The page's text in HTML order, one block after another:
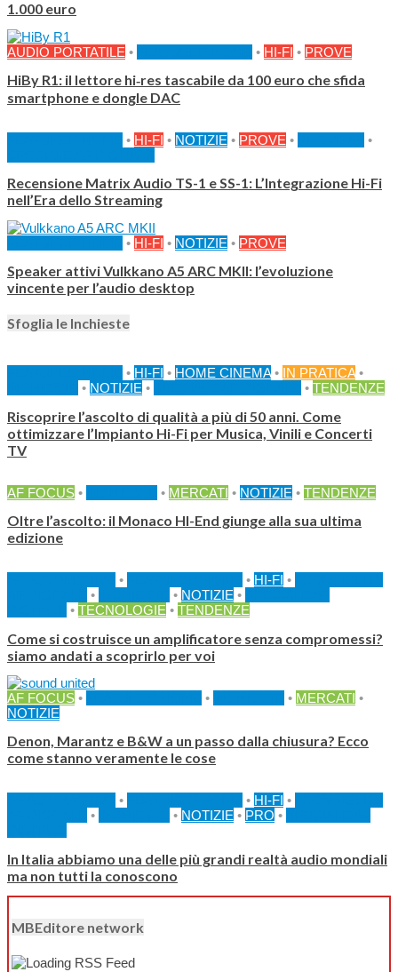
1.000 euro
AUDIO PORTATILE • • HI-FI • PROVE
HiBy R1: il lettore hi‑res tascabile da 100 euro che sfida
smartphone e dongle DAC
• HI-FI • NOTIZIE • PROVE •
•
Recensione Matrix Audio TS-1 e SS-1: L’Integrazione Hi-Fi
nell’Era dello Streaming
• HI-FI • NOTIZIE • PROVE
Speaker attivi Vulkkano A5 ARC MKII: l’evoluzione
vincente per l’audio desktop
Sfoglia le Inchieste
• HI-FI • HOME CINEMA • IN PRATICA •
• NOTIZIE • • TENDENZE
Riscoprire l’ascolto di qualità a più di 50 anni. Come
ottimizzare l’Impianto Hi-Fi per Musica, Vinili e Concerti
TV
AF FOCUS • • MERCATI • NOTIZIE • TENDENZE
Oltre l’ascolto: il Monaco HI-End giunge alla sua ultima
edizione
• • HI-FI •
• • NOTIZIE •
• TECNOLOGIE • TENDENZE
Come si costruisce un amplificatore senza compromessi?
siamo andati a scoprirlo per voi
AF FOCUS • • • MERCATI •
NOTIZIE
Denon, Marantz e B&W a un passo dalla chiusura? Ecco
come stanno veramente le cose
• • HI-FI •
• • NOTIZIE • PRO •
In Italia abbiamo una delle più grandi realtà audio mondiali
ma non tutti la conoscono
MBEditore network